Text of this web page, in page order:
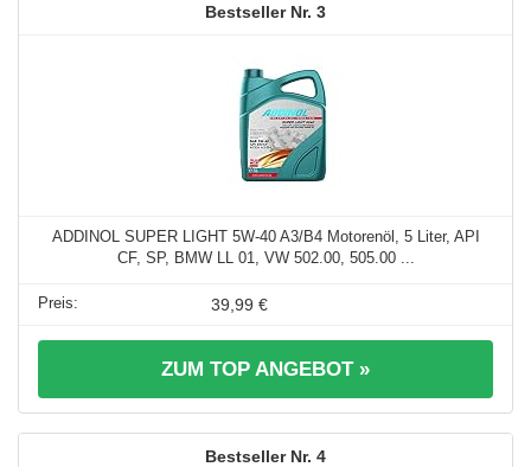
3
ADDINOL SUPER LIGHT 5W-40 A3/B4 Motorenöl, 5 Liter, API
CF, SP, BMW LL 01, VW 502.00, 505.00 ...
39,99 €
ZUM TOP ANGEBOT »
4